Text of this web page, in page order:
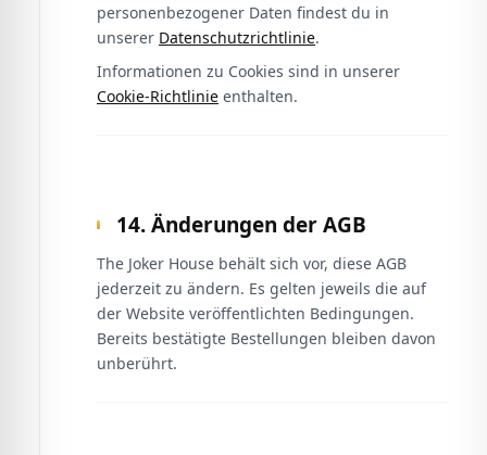
personenbezogener Daten findest du in
unserer Datenschutzrichtlinie.
Informationen zu Cookies sind in unserer
Cookie-Richtlinie enthalten.
14. Änderungen der AGB
The Joker House behält sich vor, diese AGB
jederzeit zu ändern. Es gelten jeweils die auf
der Website veröffentlichten Bedingungen.
Bereits bestätigte Bestellungen bleiben davon
unberührt.